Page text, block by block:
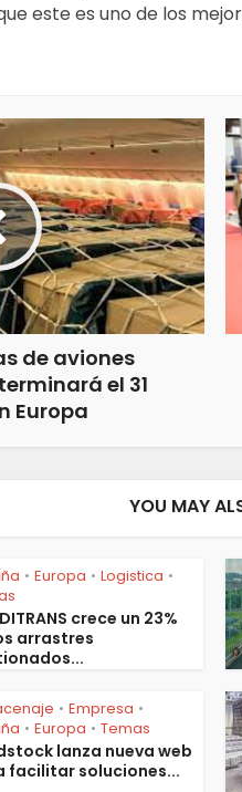
este es uno de los
de aviones
el 31
Europa
YOU MAY
• Europa • Logistica •
crece un 23%
arrastres
• Empresa •
• Europa • Temas
lanza nueva web
facilitar soluciones...